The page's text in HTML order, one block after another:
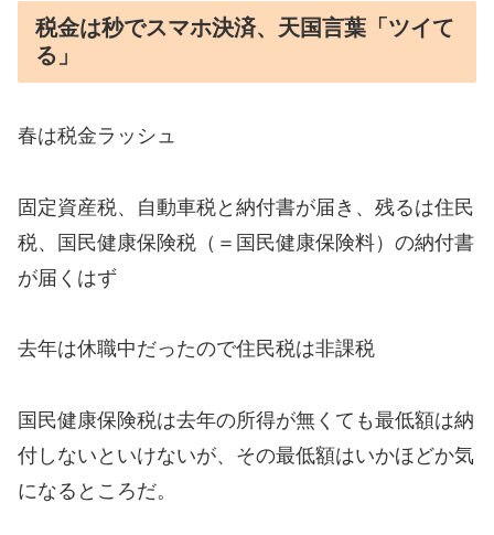
税金は秒でスマホ決済、天国言葉「ツイて
る」
春は税金ラッシュ
固定資産税、自動車税と納付書が届き、残るは住民
税、国民健康保険税（＝国民健康保険料）の納付書
が届くはず
去年は休職中だったので住民税は非課税
国民健康保険税は去年の所得が無くても最低額は納
付しないといけないが、その最低額はいかほどか気
になるところだ。